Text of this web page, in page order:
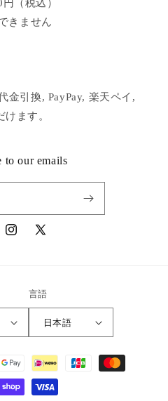
（税込）
きません
金引換, PayPay, 楽天ペイ,
ます。
to our emails
Instagram
X
言語
日本語